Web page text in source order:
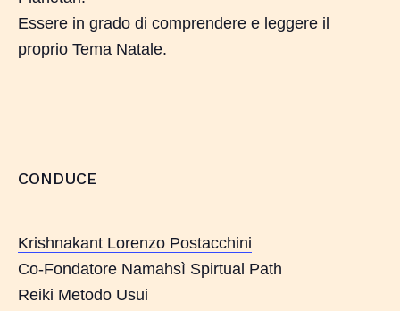
Essere in grado di comprendere e leggere il
proprio Tema Natale.
CONDUCE
Krishnakant Lorenzo Postacchini
Co-Fondatore Namahsì Spirtual Path
Reiki Metodo Usui